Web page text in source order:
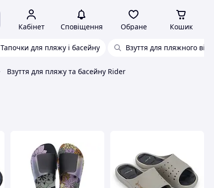
Кабінет Сповіщення Обране Кошик
Тапочки для пляжу і басейну Взуття для пляжного
Взуття для пляжу та басейну Rider